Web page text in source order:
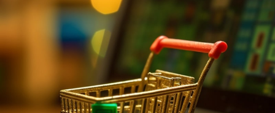
DCCコミュニティ